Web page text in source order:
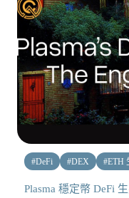
#DeFi #DEX #ETH
Plasma 穩定幣 DeFi